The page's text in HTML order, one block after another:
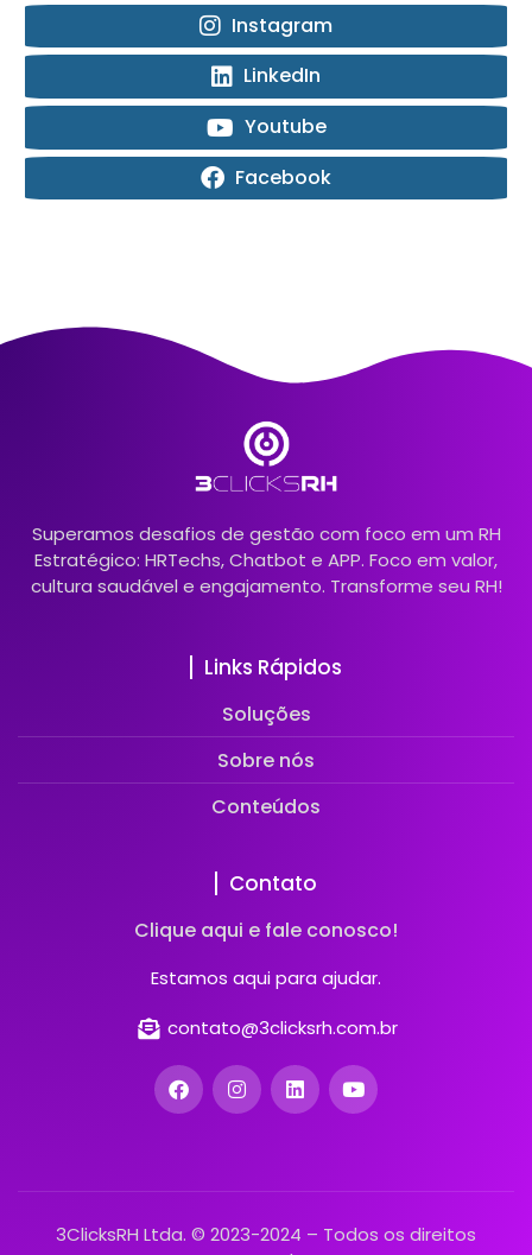
Instagram
LinkedIn
Youtube
Facebook
Superamos desafios de gestão com foco em um RH
Estratégico: HRTechs, Chatbot e APP. Foco em valor,
cultura saudável e engajamento. Transforme seu RH!
Links Rápidos
Soluções
Sobre nós
Conteúdos
Contato
Clique aqui e fale conosco!
Estamos aqui para ajudar.
contato@3clicksrh.com.br
3ClicksRH Ltda. © 2023-2024 – Todos os direitos